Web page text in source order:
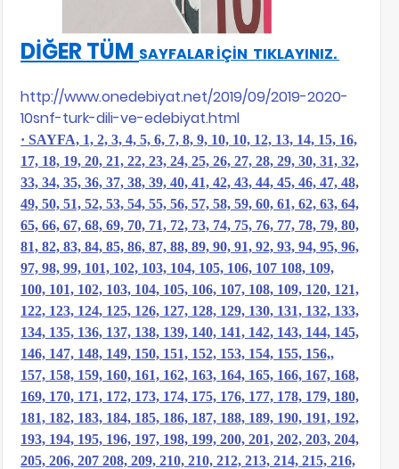
DİĞER TÜM SAYFALAR İÇİN TIKLAYINIZ.
http://www.onedebiyat.net/2019/09/2019-2020-
10snf-turk-dili-ve-edebiyat.html
· SAYFA, 1, 2, 3, 4, 5, 6, 7, 8, 9, 10, 10, 12, 13, 14, 15, 16,
17, 18, 19, 20, 21, 22, 23, 24, 25, 26, 27, 28, 29, 30, 31, 32,
33, 34, 35, 36, 37, 38, 39, 40, 41, 42, 43, 44, 45, 46, 47, 48,
49, 50, 51, 52, 53, 54, 55, 56, 57, 58, 59, 60, 61, 62, 63, 64,
65, 66, 67, 68, 69, 70, 71, 72, 73, 74, 75, 76, 77, 78, 79, 80,
81, 82, 83, 84, 85, 86, 87, 88, 89, 90, 91, 92, 93, 94, 95, 96,
97, 98, 99, 101, 102, 103, 104, 105, 106, 107 108, 109,
100, 101, 102, 103, 104, 105, 106, 107, 108, 109, 120, 121,
122, 123, 124, 125, 126, 127, 128, 129, 130, 131, 132, 133,
134, 135, 136, 137, 138, 139, 140, 141, 142, 143, 144, 145,
146, 147, 148, 149, 150, 151, 152, 153, 154, 155, 156,,
157, 158, 159, 160, 161, 162, 163, 164, 165, 166, 167, 168,
169, 170, 171, 172, 173, 174, 175, 176, 177, 178, 179, 180,
181, 182, 183, 184, 185, 186, 187, 188, 189, 190, 191, 192,
193, 194, 195, 196, 197, 198, 199, 200, 201, 202, 203, 204,
205, 206, 207 208, 209, 210, 210, 212, 213, 214, 215, 216,